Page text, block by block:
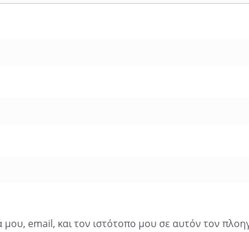
email, και τον ιστότοπο μου σε αυτόν τον